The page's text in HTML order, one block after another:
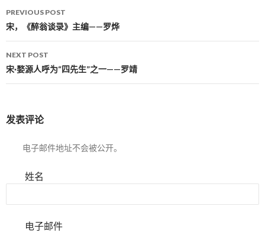
Post navigation
PREVIOUS POST
宋，《醉翁谈录》主编——罗烨
NEXT POST
宋·婺源人呼为“四先生”之一——罗靖
发表评论
电子邮件地址不会被公开。
姓名
电子邮件